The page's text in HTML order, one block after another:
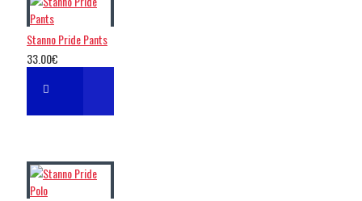
Stanno Pride Pants
33.00€